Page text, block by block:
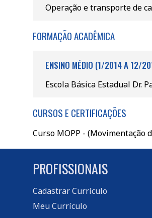
Operação e transporte de
FORMAÇÃO ACADÊMICA
ENSINO MÉDIO (1/2014 A 12/
Escola Básica Estadual Dr.
CURSOS E CERTIFICAÇÕES
Curso MOPP - (Movimentação
PROFISSIONAIS
Cadastrar Currículo
Meu Currículo